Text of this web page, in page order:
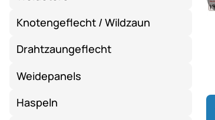
Knotengeflecht / Wildzaun
Drahtzaungeflecht
Weidepanels
Haspeln